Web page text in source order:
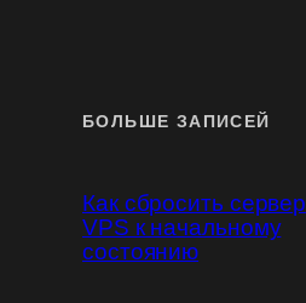
БОЛЬШЕ ЗАПИСЕЙ
Как сбросить сервер
VPS к начальному
состоянию